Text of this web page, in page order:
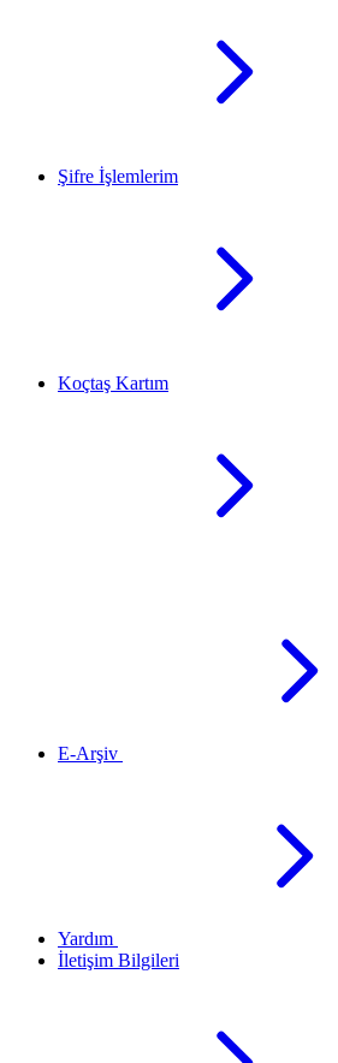
Şifre İşlemlerim
Koçtaş Kartım
E-Arşiv
Yardım
İletişim Bilgileri